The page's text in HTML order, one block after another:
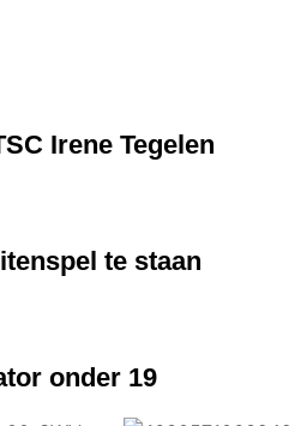
Irene Tegelen
te staan
onder 19